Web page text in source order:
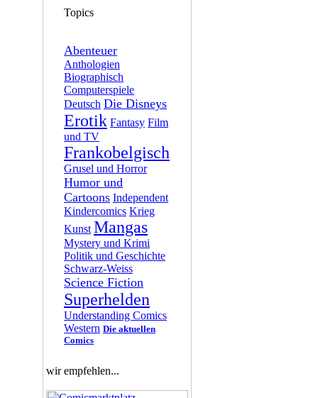
Topics
Abenteuer
Anthologien
Biographisch
Computerspiele
Deutsch Die Disneys
Erotik Fantasy Film
und TV
Frankobelgisch
Grusel und Horror
Humor und
Cartoons Independent
Kindercomics Krieg
Kunst Mangas
Mystery und Krimi
Politik und Geschichte
Schwarz-Weiss
Science Fiction
Superhelden
Understanding Comics
Western Die aktuellen
Comics
wir empfehlen...